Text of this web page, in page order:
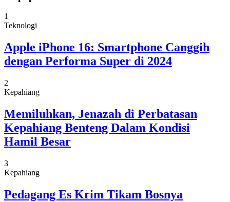
1
Teknologi
Apple iPhone 16: Smartphone Canggih
dengan Performa Super di 2024
2
Kepahiang
Memiluhkan, Jenazah di Perbatasan
Kepahiang Benteng Dalam Kondisi
Hamil Besar
3
Kepahiang
Pedagang Es Krim Tikam Bosnya